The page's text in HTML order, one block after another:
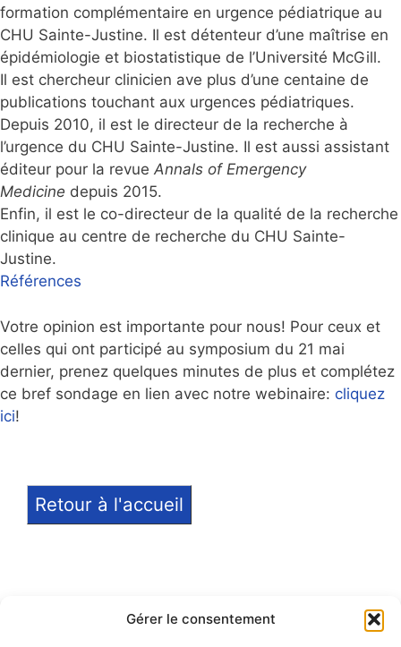
Gérer le consentement
formation complémentaire en urgence pédiatrique au
CHU Sainte-Justine. Il est détenteur d’une maîtrise en
épidémiologie et biostatistique de l’Université McGill.
Il est chercheur clinicien ave plus d’une centaine de
publications touchant aux urgences pédiatriques.
Depuis 2010, il est le directeur de la recherche à
l’urgence du CHU Sainte-Justine. Il est aussi assistant
éditeur pour la revue Annals of Emergency
Medicine depuis 2015.
Enfin, il est le co-directeur de la qualité de la recherche
clinique au centre de recherche du CHU Sainte-
Justine.
Références
Votre opinion est importante pour nous! Pour ceux et
celles qui ont participé au symposium du 21 mai
dernier, prenez quelques minutes de plus et complétez
ce bref sondage en lien avec notre webinaire: cliquez
ici!
Retour à l'accueil